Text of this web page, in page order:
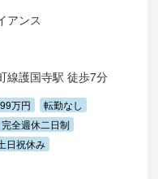
アンス
線護国寺駅 徒歩7分
万円
転勤なし
完全週休二日制
日祝休み